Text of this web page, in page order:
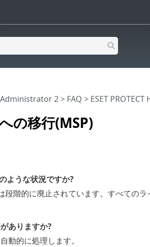
の移行(MSP)
Administrator 2> FAQ > ESET
ような状況ですか?
階的に廃止されています。すべてのラ
ありますか?
動的に処理します。